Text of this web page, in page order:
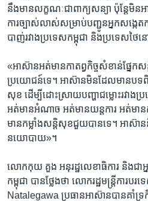
នឹង​មាន​លក្ខណៈ​ជា​ពាក្យ​សន្យា​ ប៉ុន្តែ​មិន​
ការ​ច្បាស់​លាស់​សម្រាប់​បញ្ជូន​អ្នក​សង្ក
បាញ់​រវាង​ប្រទេស​កម្ពុជា​ និង​ប្រទេស​ថៃ​ន
«អាស៊ាន​អត់​មាន​កាតព្វ​កិច្ច​សំខាន់​ផ្នែក​
ប្រយោជន៍​ទេ។ ​អាស៊ាន​មិន​ដែល​មាន​បទ​ពិ
សុខ ​ដើម្បី​ដោះស្រាយ​បញ្ហា​ជម្លោះ​រវាង​ប្
អត់មាន​អំណាច​ អត់មាន​យន្តការ​ អត់មាន​
មាន​កម្លាំង​សន្តិសុខ​ជួយ​បាន​ទេ។ ​អាស៊
នយោបាយ»។
លោក​កុយ គួង ​អនុ​រដ្ឋលេខាធិការ​ និង​ជា​អ្
កម្ពុជា​ បាន​ថ្លែង​ថា​ លោក​រដ្ឋមន្ត្រី​ការ​
Natalegawa ​ប្រធាន​អាស៊ាន​បាន​គាំទ្